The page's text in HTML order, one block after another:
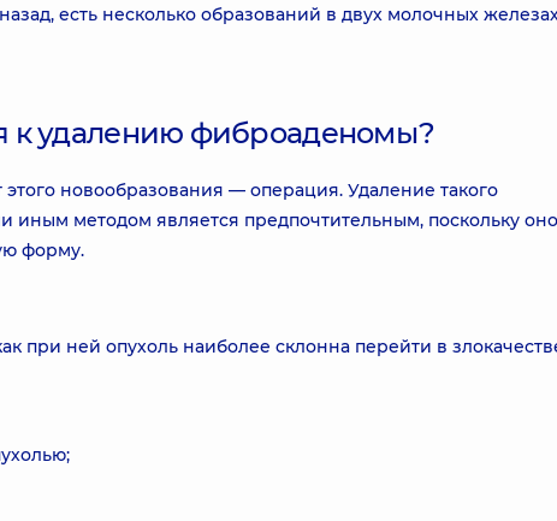
есть несколько образований в двух молочных
к удалению фиброаденомы?
новообразования — операция. Удаление такого
иным методом является предпочтительным, поскольку оно
форму.
при ней опухоль наиболее склонна перейти в